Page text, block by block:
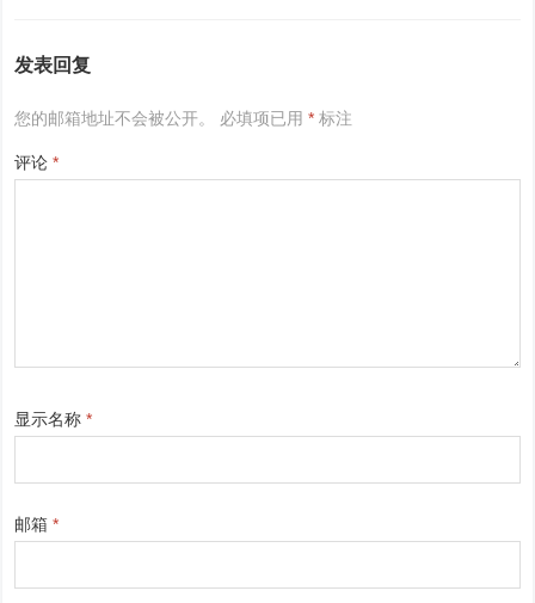
发表回复
您的邮箱地址不会被公开。 必填项已用* 标注
评论*
显示名称*
邮箱*